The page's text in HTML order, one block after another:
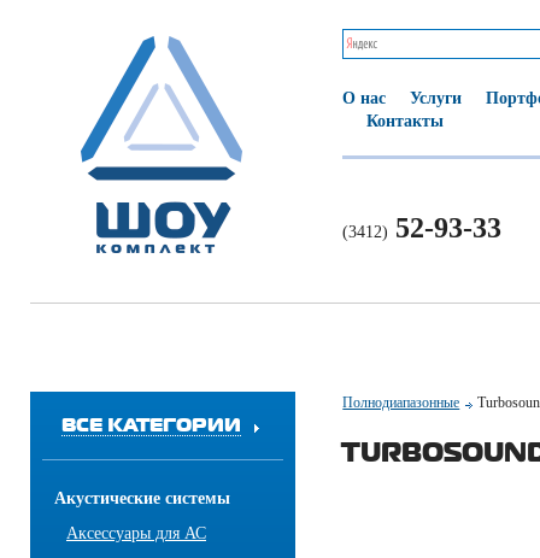
О нас Услуги
Контакты
(3412) 52-93-33
ВСЕ КАТЕГОРИИ
Акустические системы
Аксессуары для АС
Полнодиапазонные